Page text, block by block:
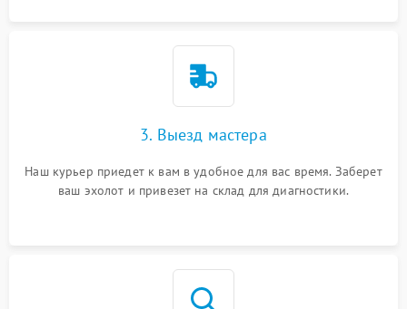
3. Выезд мастера
Наш курьер приедет к вам в удобное для вас время. Заберет
ваш эхолот и привезет на склад для диагностики.